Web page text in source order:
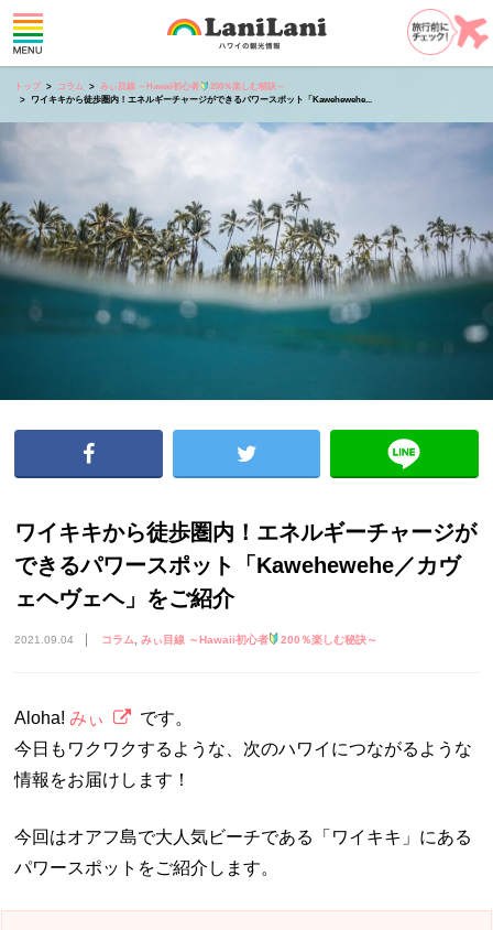
トップ コラム みぃ目線 ～Hawaii初心者
200％楽しむ秘訣～
ワイキキから徒歩圏内！エネルギーチャージができるパワースポット「Kawehewehe...
ワイキキから徒歩圏内！エネルギーチャージが
できるパワースポット「Kawehewehe／カヴ
ェヘヴェヘ」をご紹介
2021.09.04 コラム みぃ目線 ～Hawaii初心者 200％楽しむ秘訣～
Aloha!みぃ
です。
今日もワクワクするような、次のハワイにつながるような
情報をお届けします！
今回はオアフ島で大人気ビーチである「ワイキキ」にある
パワースポットをご紹介します。